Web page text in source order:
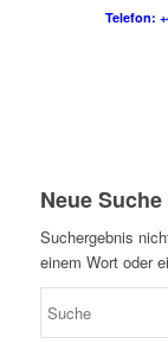
Telefon:
Neue Suche
Suchergebnis
einem Wort oder